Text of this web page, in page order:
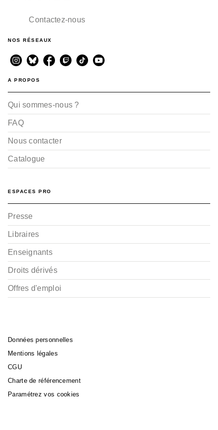
Contactez-nous
NOS RÉSEAUX
A PROPOS
Qui sommes-nous ?
FAQ
Nous contacter
Catalogue
ESPACES PRO
Presse
Libraires
Enseignants
Droits dérivés
Offres d'emploi
Données personnelles
Mentions légales
CGU
Charte de référencement
Paramétrez vos cookies